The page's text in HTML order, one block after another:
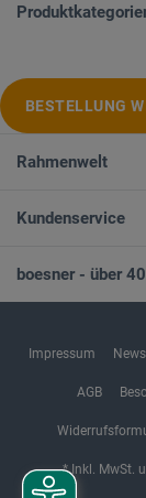
BESTELLUNG
Rahmenwelt
Kundenservice
boesner - über
Impressum
AGB
* Inkl. MwSt.